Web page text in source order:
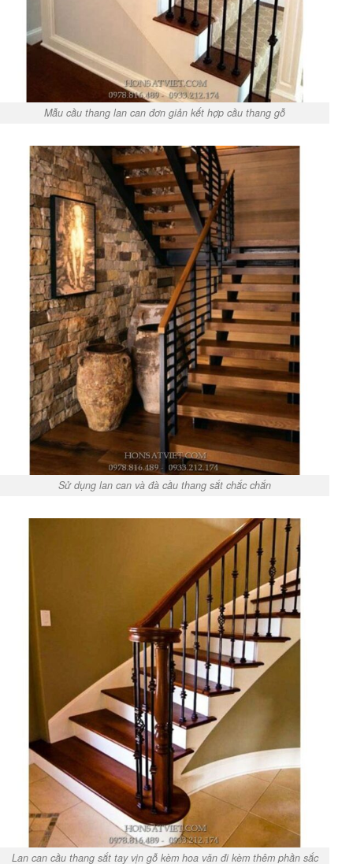
Mẫu cầu thang lan can đơn giản kết hợp cầu thang gỗ
Sử dụng lan can và đà cầu thang sắt chắc chắn
Lan can cầu thang sắt tay vịn gỗ kèm hoa văn đi kèm thêm phần sắc